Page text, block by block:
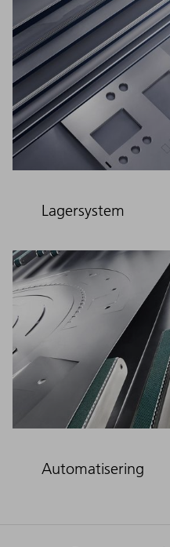
Lagersystem
Automatisering